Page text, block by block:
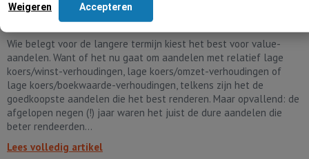
Weigeren Accepteren
Wie belegt voor de langere termijn kiest het best voor value-
aandelen. Want of het nu gaat om aandelen met relatief lage
koers/winst-verhoudingen, lage koers/omzet-verhoudingen of
lage koers/boekwaarde-verhoudingen, telkens zijn het de
goedkoopste aandelen die het best renderen. Maar opvallend: de
afgelopen negen (!) jaar waren het juist de dure aandelen die
beter rendeerden...
Lees volledig artikel